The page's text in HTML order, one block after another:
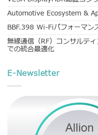
Automotive Ecosystem &
BBF.398 Wi-Fiパフォーマン
無線通信（RF）コンサルテ
での統合最適化
E-Newsletter